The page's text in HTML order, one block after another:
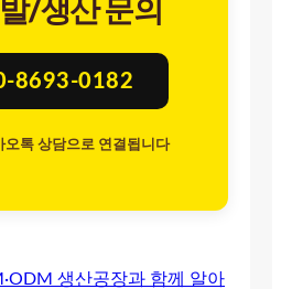
/생산 문의
8693-0182
톡 상담으로 연결됩니다
생산공장과 함께 알아